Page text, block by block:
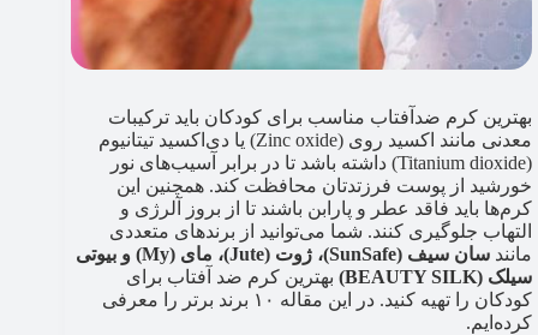
بهترین کرم ضد‌آفتاب مناسب برای کودکان باید ترکیبات
معدنی مانند اکسید روی (Zinc oxide) یا دی‌اکسید تیتانیوم
(Titanium dioxide) داشته باشد تا در برابر آسیب‌های نور
خورشید از پوست فرزتدتان محافظت کند. همچنین این
کرم‌ها باید فاقد عطر و پارابن باشند تا از بروز آلرژی و
التهاب جلوگیری کنند. شما می‌توانید از برندهای متعددی
مانند
سان سیف (SunSafe)، ژوت (Jute)، مای (My) و بیوتی
سیلک (BEAUTY SILK)
بهترین کرم‌ ضد آفتاب برای
کودکان را تهیه کنید. در این مقاله ۱۰ برند برتر را معرفی
کرده‌ایم.